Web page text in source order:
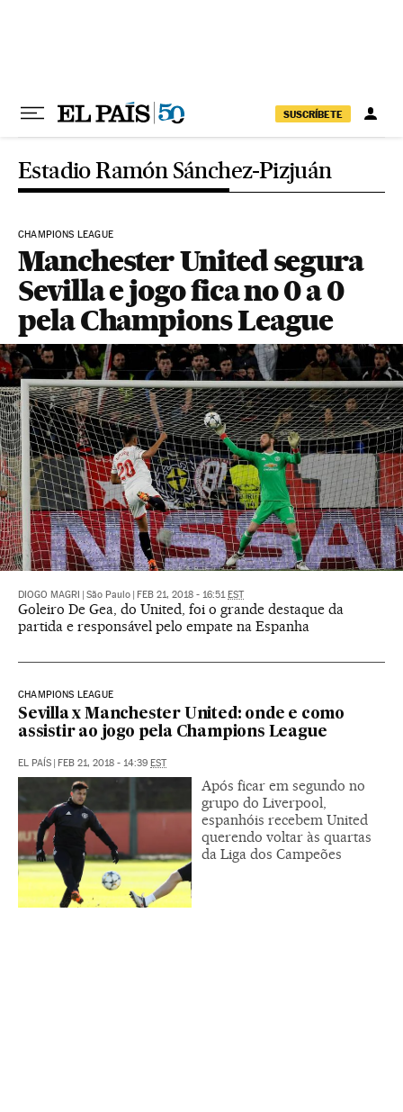
SUSCRÍBETE
Estadio Ramón Sánchez-Pizjuán
CHAMPIONS LEAGUE
Manchester United segura
Sevilla e jogo fica no 0 a 0
pela Champions League
DIOGO MAGRI São Paulo FEB 21, 2018 - 16:51 EST
Goleiro De Gea, do United, foi o grande destaque da
partida e responsável pelo empate na Espanha
CHAMPIONS LEAGUE
Sevilla x Manchester United: onde e como
assistir ao jogo pela Champions League
EL PAÍS FEB 21, 2018 - 14:39 EST
Após ficar em segundo no
grupo do Liverpool,
espanhóis recebem United
querendo voltar às quartas
da Liga dos Campeões